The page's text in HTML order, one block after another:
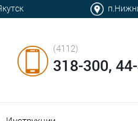
(4112)
318-300,